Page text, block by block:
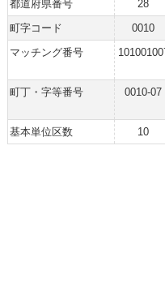
都道府県番号 28
町字コード
0010
マッチング番号
町丁・字等番号 0010-07
基本単位区数 10